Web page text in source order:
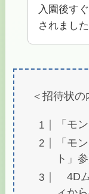
入園後す
されました
＜招待状の
「モ
「モ
ト」
4D